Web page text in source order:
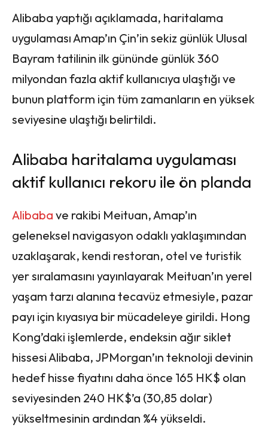
Alibaba yaptığı açıklamada, haritalama
uygulaması Amap’ın Çin’in sekiz günlük Ulusal
Bayram tatilinin ilk gününde günlük 360
milyondan fazla aktif kullanıcıya ulaştığı ve
bunun platform için tüm zamanların en yüksek
seviyesine ulaştığı belirtildi.
Alibaba haritalama uygulaması
aktif kullanıcı rekoru ile ön planda
Alibaba ve rakibi Meituan, Amap’ın
geleneksel navigasyon odaklı yaklaşımından
uzaklaşarak, kendi restoran, otel ve turistik
yer sıralamasını yayınlayarak Meituan’ın yerel
yaşam tarzı alanına tecavüz etmesiyle, pazar
payı için kıyasıya bir mücadeleye girildi. Hong
Kong’daki işlemlerde, endeksin ağır siklet
hissesi Alibaba, JPMorgan’ın teknoloji devinin
hedef hisse fiyatını daha önce 165 HK$ olan
seviyesinden 240 HK$’a (30,85 dolar)
yükseltmesinin ardından %4 yükseldi.